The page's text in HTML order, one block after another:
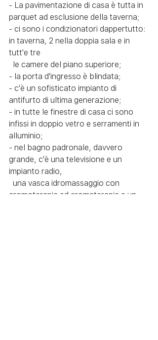
- La pavimentazione di casa è tutta in
parquet ad esclusione della taverna;
- ci sono i condizionatori dappertutto:
in taverna, 2 nella doppia sala e in
tutt'e tre
  le camere del piano superiore;
- la porta d'ingresso è blindata;
- c'è un sofisticato impianto di
antifurto di ultima generazione;
- in tutte le finestre di casa ci sono
infissi in doppio vetro e serramenti in
alluminio;
- nel bagno padronale, davvero
grande, c'è una televisione e un
impianto radio,
cromoterapia ed aromaterapia e un